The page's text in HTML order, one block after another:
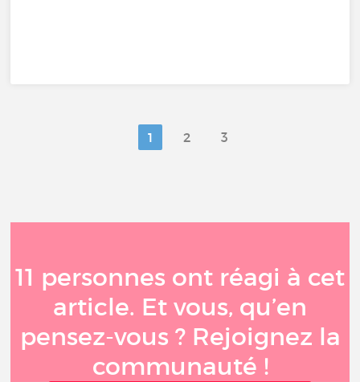
1 2 3
11 personnes ont réagi à cet
article. Et vous, qu’en
pensez-vous ? Rejoignez la
communauté !